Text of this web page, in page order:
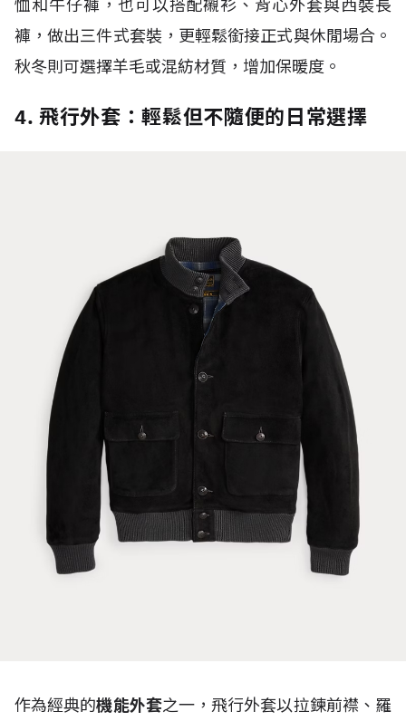
恤和牛仔褲，也可以搭配襯衫、背心外套與西裝長
褲，做出三件式套裝，更輕鬆銜接正式與休閒場合。
秋冬則可選擇羊毛或混紡材質，增加保暖度。
4. 飛行外套：輕鬆但不隨便的日常選擇
作為經典的機能外套之一，飛行外套以拉鍊前襟、羅